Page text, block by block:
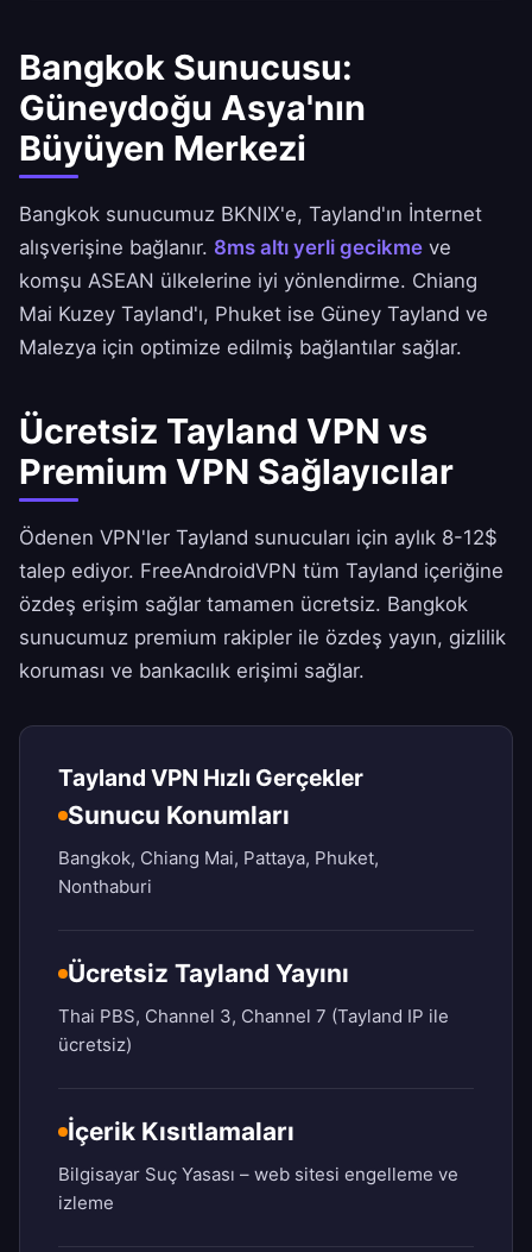
Bangkok Sunucusu:
Güneydoğu Asya'nın
Büyüyen Merkezi
Bangkok sunucumuz BKNIX'e, Tayland'ın İnternet
alışverişine bağlanır. 8ms altı yerli gecikme ve
komşu ASEAN ülkelerine iyi yönlendirme. Chiang
Mai Kuzey Tayland'ı, Phuket ise Güney Tayland ve
Malezya için optimize edilmiş bağlantılar sağlar.
Ücretsiz Tayland VPN vs
Premium VPN Sağlayıcılar
Ödenen VPN'ler Tayland sunucuları için aylık 8-12$
talep ediyor. FreeAndroidVPN tüm Tayland içeriğine
özdeş erişim sağlar tamamen ücretsiz. Bangkok
sunucumuz premium rakipler ile özdeş yayın, gizlilik
koruması ve bankacılık erişimi sağlar.
Tayland VPN Hızlı Gerçekler
Sunucu Konumları
Bangkok, Chiang Mai, Pattaya, Phuket,
Nonthaburi
Ücretsiz Tayland Yayını
Thai PBS, Channel 3, Channel 7 (Tayland IP ile
ücretsiz)
İçerik Kısıtlamaları
Bilgisayar Suç Yasası – web sitesi engelleme ve
izleme